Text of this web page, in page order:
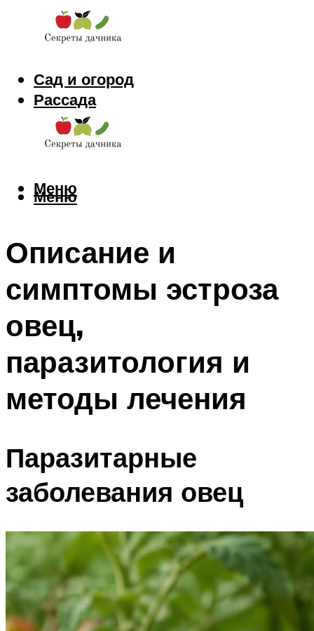
Сад и огород
Рассада
Цветы
Заготовки
Меню
Меню
Описание и
симптомы эстроза
овец,
паразитология и
методы лечения
Паразитарные
заболевания овец